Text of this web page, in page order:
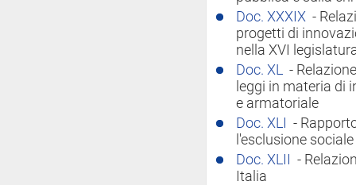
Doc. XXXIX -
progetti di
nella XVI
Doc. XL -
leggi in materia di
e armatoriale
Doc. XLI
-
l'esclusione sociale
Doc. XLII
-
Italia